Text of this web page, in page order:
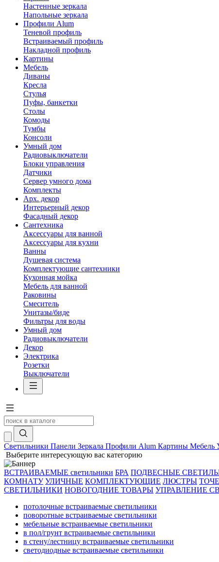
Настенные зеркала
Напольные зеркала
Профили Alum
Теневой профиль
Встраиваемый профиль
Накладной профиль
Картины
Мебель
Диваны
Кресла
Стулья
Пуфы, банкетки
Столы
Комоды
Тумбы
Консоли
Умный дом
Радиовыключатели
Блоки управления
Датчики
Сервер умного дома
Комплекты
Арх. декор
Интерьерный декор
Фасадный декор
Сантехника
Аксессуары для ванной
Аксессуары для кухни
Ванны
Душевая система
Комплектующие сантехники
Кухонная мойка
Мебель для ванной
Раковины
Смеситель
Унитазы/биде
Фильтры для воды
Умный дом
Радиовыключатели
Декор
Электрика
Розетки
Выключатели
Светильники Панели Зеркала Профили Alum Картины Мебель
Выберите интересующую вас категорию
ВСТРАИВАЕМЫЕ светильники БРА ПОДВЕСНЫЕ
КОМНАТУ УЛИЧНЫЕ КОМПЛЕКТУЮЩИЕ ЛЮСТРЫ
СВЕТИЛЬНИКИ НОВОГОДНИЕ ТОВАРЫ УПРАВЛЕНИЕ
потолочные встраиваемые светильники
поворотные встраиваемые светильники
мебельные встраиваемые светильники
в пол/грунт встраиваемые светильники
в стену/лестницу встраиваемые светильники
светодиодные встраиваемые светильники